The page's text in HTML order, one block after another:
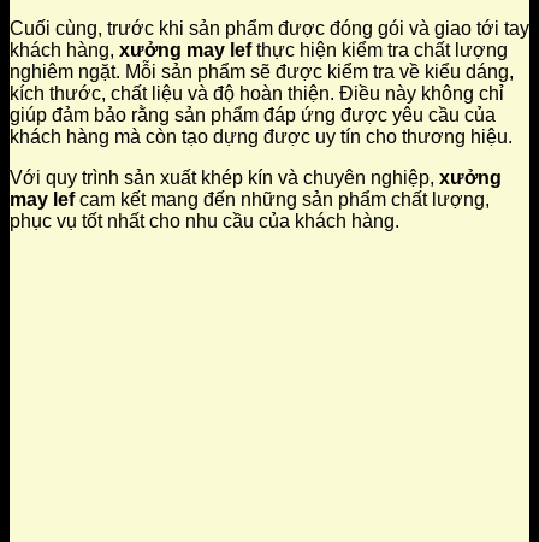
Cuối cùng, trước khi sản phẩm được đóng gói và giao tới tay
khách hàng, xưởng may lefthực hiện kiểm tra chất lượng
nghiêm ngặt. Mỗi sản phẩm sẽ được kiểm tra về kiểu dáng,
kích thước, chất liệu và độ hoàn thiện. Điều này không chỉ
giúp đảm bảo rằng sản phẩm đáp ứng được yêu cầu của
khách hàng mà còn tạo dựng được uy tín cho thương hiệu.
Với quy trình sản xuất khép kín và chuyên nghiệp, xưởng
may lefcam kết mang đến những sản phẩm chất lượng,
phục vụ tốt nhất cho nhu cầu của khách hàng.